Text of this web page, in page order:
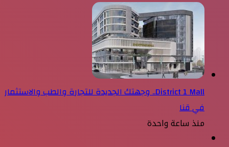
District 1 Mall.. وجهتك الجديدة للتجارة والطب والاستثمار
في قنا
منذ ساعة واحدة